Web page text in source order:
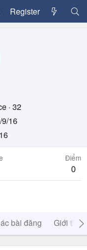
Register
· 32
16
Điểm
0
bài đăng Giới thiệu